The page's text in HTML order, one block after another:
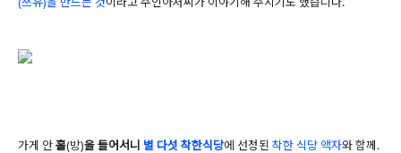
가게 안홀(방)을 들어서니 별 다섯 착한식당에 선정된 착한 식당 액자와 함께.